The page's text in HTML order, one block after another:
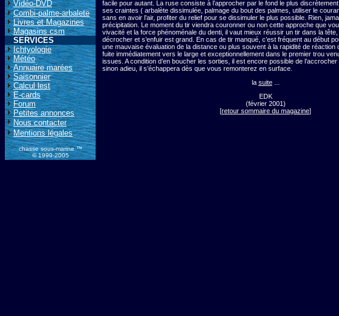
Vidéo-DVD
Combi-palme-arbalete
Livres et Magazines
Magasins csm
SERVICES
Ichtyologie
Météo
Annuaire marées
Saisonnier
Calcul lest
E-cards
Forum
Petites annonces
Nous contacter
Mentions légales
chasse sous-marine ™
© 1999-2005
facile pour autant. La ruse consiste à l’approcher par le fond le plus
ses craintes ( arbalète dissimulée, palmage du bout des palmes, utiliser le
sans en avoir l’air, profiter du relief pour se dissimuler le plus possible. Rien,
précipitation. Le moment du tir viendra couronner ou non cette approche que
vivacité et la force phénoménale du denti, il vaut mieux réussir un tir dans la
décrocher et s’enfuir est grand. En cas de tir manqué, c’est fréquent au début
une mauvaise évaluation de la distance ou plus souvent à la rapidité de réaction
fuite immédiatement vers le large et exceptionnellement dans le premier trou
issues. A condition d’en boucher les sorties, il est encore possible de l’accrocher
sinon adieu, il s’échappera dès que vous remonterez en surface.
la suite...
EDK
(février 2001)
[retour sommaire du magazine]